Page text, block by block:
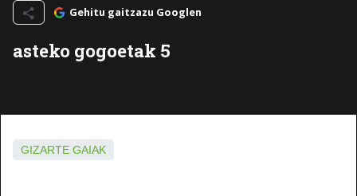
Gehitu gaitzazu Googlen
asteko gogoetak 5
GIZARTE GAIAK